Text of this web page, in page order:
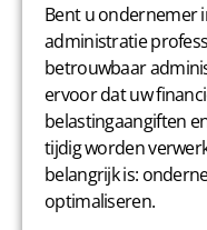
Bent u ondernemer
administratie
betrouwbaar
ervoor dat uw
belastingaangiften
tijdig worden
belangrijk is:
optimaliseren.